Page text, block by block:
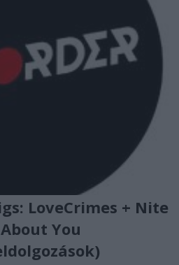
LoveCrimes + Nite
You